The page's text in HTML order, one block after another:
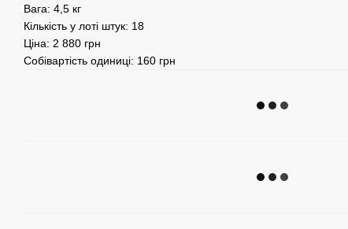
Вага: 4,5 кг
Кількість у лоті штук: 18
Ціна: 2 880 грн
Собівартість одиниці: 160 грн